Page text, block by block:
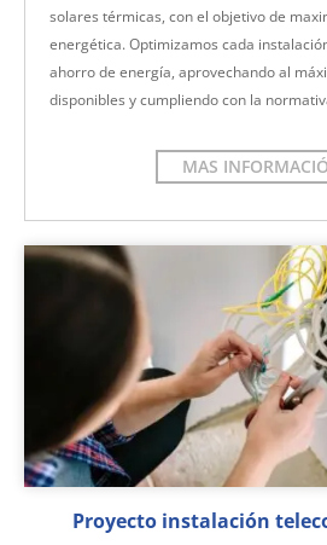
solares térmicas, con el objetivo de
energética. Optimizamos cada
ahorro de energía, aprovechando al
disponibles y cumpliendo con la
MAS
Proyecto instalación